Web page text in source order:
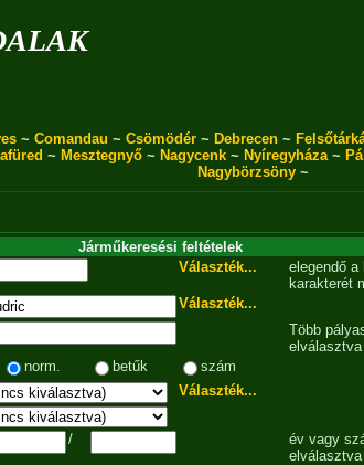
~ Comandau ~ Csömödér ~ Debrecen ~
~ Mesztegnyő~ Nagycenk~ Nyíregyháza~
Nagybörzsöny ~
Járműkeresési feltételek
Választék...
elegendő a
karakterét
Választék...
Több
elválasztva
norm.
betűk
szám
Választék...
/
év vagy